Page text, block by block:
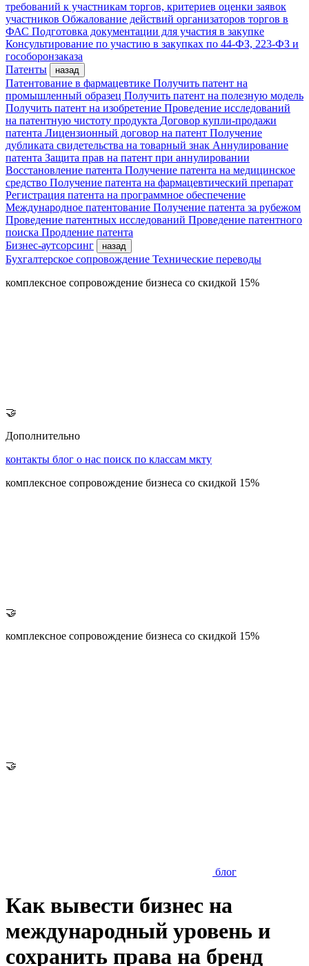
требований к участникам торгов, критериев оценки заявок
участников Обжалование действий организаторов торгов в
ФАС Подготовка документации для участия в закупке
Консультирование по участию в закупках по 44-ФЗ, 223-ФЗ и
гособоронзаказа
Патенты
назад
Патентование в фармацевтике Получить патент на
промышленный образец Получить патент на полезную модель
Получить патент на изобретение Проведение исследований
на патентную чистоту продукта Договор купли-продажи
патента Лицензионный договор на патент Получение
дубликата свидетельства на товарный знак Аннулирование
патента Защита прав на патент при аннулировании
Восстановление патента Получение патента на медицинское
средство Получение патента на фармацевтический препарат
Регистрация патента на программное обеспечение
Международное патентование Получение патента за рубежом
Проведение патентных исследований Проведение патентного
поиска Продление патента
Бизнес-аутсорсинг
назад
Бухгалтерское сопровождение Технические переводы
комплексное сопровождение бизнеса со скидкой 15%
🤝
Дополнительно
контакты блог о нас поиск по классам мкту
комплексное сопровождение бизнеса со скидкой 15%
🤝
комплексное сопровождение бизнеса со скидкой 15%
🤝
блог
Как вывести бизнес на
международный уровень и
сохранить права на бренд